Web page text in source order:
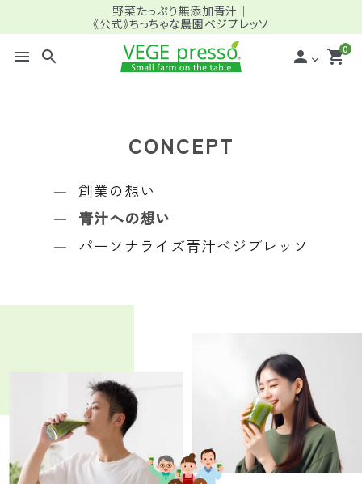
野菜たっぷり無添加青汁｜
《公式》ちっちゃな農園ベジプレッソ
menu search person 0
shopping_cart
person
＿スタンダード (定期) ミドル・シニア向け
＿定期コース(上記3つ)のおためしセット
＿店頭販売の青汁(単回)
ABOUT US
CONCEPT
創業の想い
青汁への想い
パーソナライズ青汁ベジプレッソ